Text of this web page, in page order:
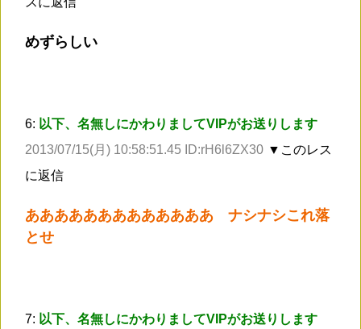
めずらしい
6: 以下、名無しにかわりましてVIPがお送りします
2013/07/15(月) 10:58:51.45 ID:rH6l6ZX30 ▼このレス
に返信
あああああああああああああ ナシナシこれ落
とせ
7: 以下、名無しにかわりましてVIPがお送りします